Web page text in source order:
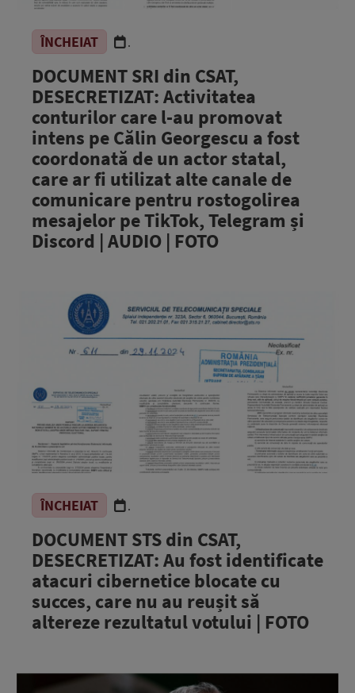
ÎNCHEIAT .
DOCUMENT SRI din CSAT,
DESECRETIZAT: Activitatea
conturilor care l-au promovat
intens pe Călin Georgescu a fost
coordonată de un actor statal,
care ar fi utilizat alte canale de
comunicare pentru rostogolirea
mesajelor pe TikTok, Telegram și
Discord | AUDIO | FOTO
ÎNCHEIAT .
DOCUMENT STS din CSAT,
DESECRETIZAT: Au fost identificate
atacuri cibernetice blocate cu
succes, care nu au reușit să
altereze rezultatul votului | FOTO